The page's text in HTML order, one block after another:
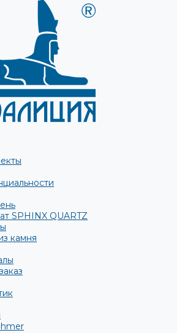
SPHINX QUARTZ
камня